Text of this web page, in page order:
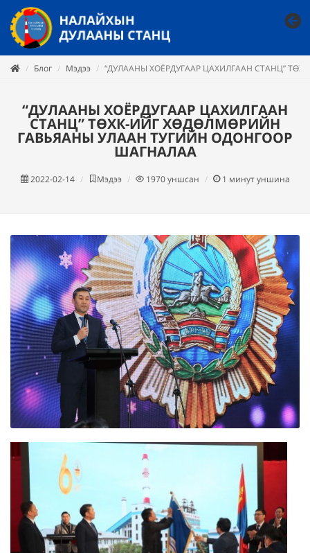
Блог Мэдээ “ДУЛААНЫ ХОЁРДУГААР ЦАХИЛГААН СТАНЦ”
“ДУЛААНЫ ХОЁРДУГААР ЦАХИЛГААН
СТАНЦ” ТӨХК-ИЙГ ХӨДӨЛМӨРИЙН
ГАВЬЯАНЫ УЛААН ТУГИЙН ОДОНГООР
ШАГНАЛАА
2022-02-14 Мэдээ 1970уншсан 1 минут уншина